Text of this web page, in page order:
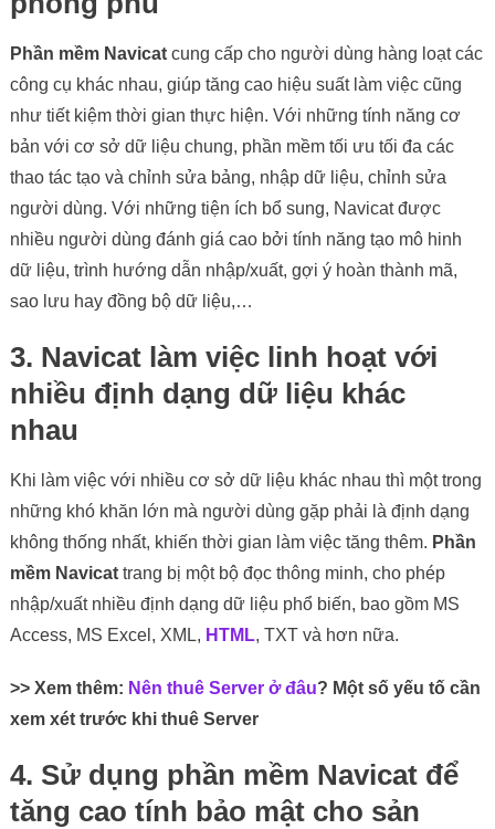
Phần mềm Navicatcung cấp cho người dùng hàng loạt các
công cụ khác nhau, giúp tăng cao hiệu suất làm việc cũng
như tiết kiệm thời gian thực hiện. Với những tính năng cơ
bản với cơ sở dữ liệu chung, phần mềm tối ưu tối đa các
thao tác tạo và chỉnh sửa bảng, nhập dữ liệu, chỉnh sửa
người dùng. Với những tiện ích bổ sung, Navicat được
nhiều người dùng đánh giá cao bởi tính năng tạo mô hinh
dữ liệu, trình hướng dẫn nhập/xuất, gợi ý hoàn thành mã,
sao lưu hay đồng bộ dữ liệu,…
3. Navicatlàm việc linh hoạt với
nhiều định dạng dữ liệu khác
nhau
Khi làm việc với nhiều cơ sở dữ liệu khác nhau thì một trong
những khó khăn lớn mà người dùng gặp phải là định dạng
không thống nhất, khiến thời gian làm việc tăng thêm. Phần
mềm Navicattrang bị một bộ đọc thông minh, cho phép
nhập/xuất nhiều định dạng dữ liệu phổ biến, bao gồm MS
Access, MS Excel, XML, HTML, TXT và hơn nữa.
>> Xem thêm: Nên thuê Server ở đâu? Một số yếu tố cần
xem xét trước khi thuê Server
4. Sử dụng phần mềm Navicat để
tăng cao tính bảo mật cho sản